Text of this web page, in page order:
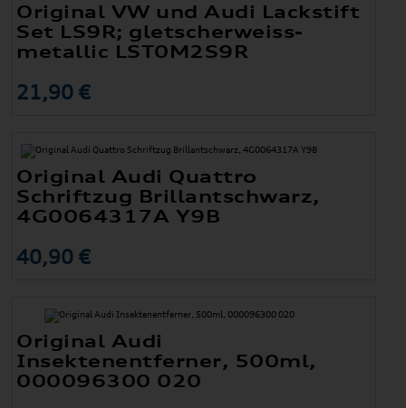
Original VW und Audi Lackstift
Set LS9R; gletscherweiss-
metallic LST0M2S9R
21,90 €
Original Audi Quattro
Schriftzug Brillantschwarz,
4G0064317A Y9B
40,90 €
Original Audi
Insektenentferner, 500ml,
000096300 020